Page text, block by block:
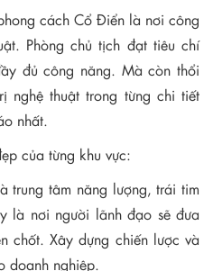
cách Cổ Điển là nơi công
Phòng chủ tịch đạt tiêu chí
đủ công năng. Mà còn thổi
nghệ thuật trong từng chi tiết
nhất.
của từng khu vực:
trung tâm năng lượng, trái tim
là nơi người lãnh đạo sẽ đưa
chốt. Xây dựng chiến lược và
doanh nghiệp.